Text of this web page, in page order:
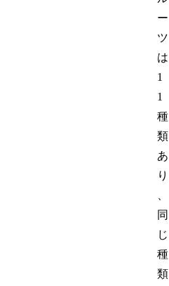
ー
ツ
は
1
1
種
類
あ
り
同
じ
種
類